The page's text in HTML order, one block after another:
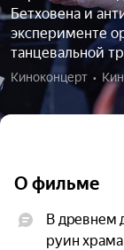
Бетховена и
эксперименте
танцевальной
Киноконцерт  •  Кино
О фильме
В древнем
руин